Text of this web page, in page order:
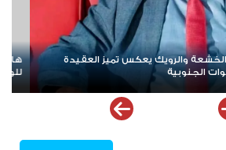
لا يختزل الجنوب.. وتوحيد الصف
تفرضها الحكمة